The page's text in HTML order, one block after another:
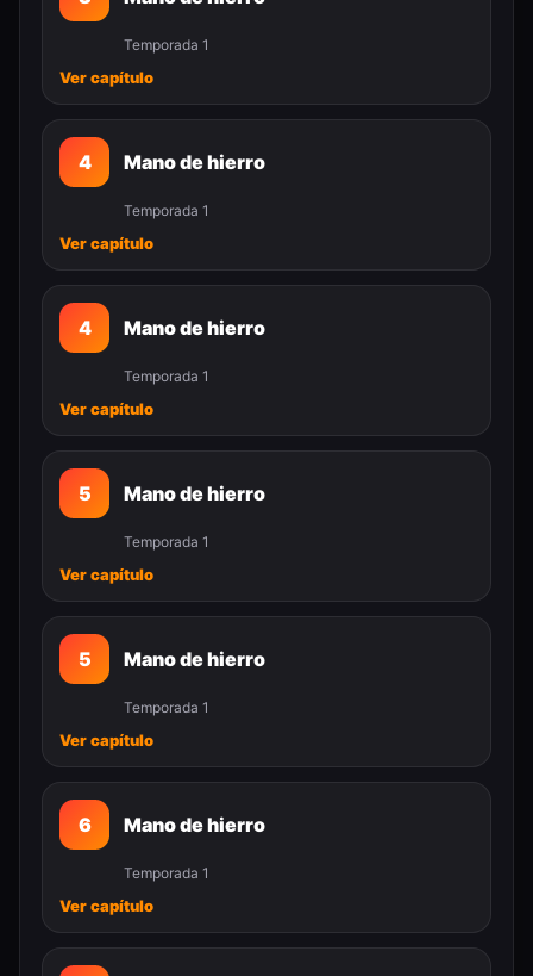
Temporada 1
Ver capítulo
4 Mano de hierro
Temporada 1
Ver capítulo
4 Mano de hierro
Temporada 1
Ver capítulo
5 Mano de hierro
Temporada 1
Ver capítulo
5 Mano de hierro
Temporada 1
Ver capítulo
6 Mano de hierro
Temporada 1
Ver capítulo